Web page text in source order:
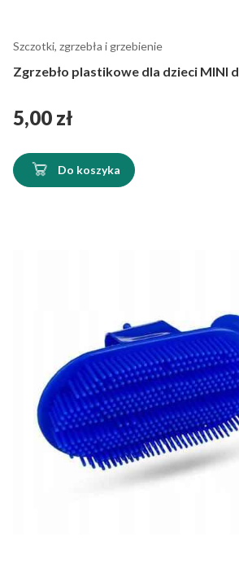
Szczotki, zgrzebła i grzebienie
Zgrzebło plastikowe dla dzieci MINI
Cena
5,00 zł
Do koszyka